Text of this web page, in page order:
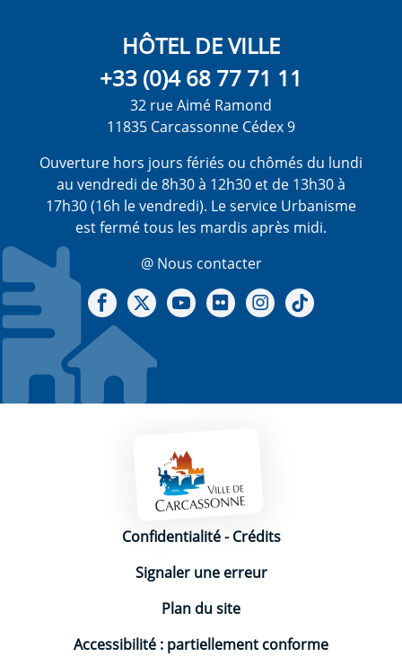
HÔTEL DE VILLE
+33 (0)4 68 77 71 11
32 rue Aimé Ramond
11835 Carcassonne Cédex 9
Ouverture hors jours fériés ou chômés du lundi
au vendredi de 8h30 à 12h30 et de 13h30 à
17h30 (16h le vendredi). Le service Urbanisme
est fermé tous les mardis après midi.
@ Nous contacter
Notre Facebook
Notre X - (twitter)
Notre chaine Youtube
Notre Gallerie sur Flickr
Notre Instagram
Mentions légales
Confidentialité-Crédits
Signaler une erreur
Plan du site
Accessibilité : partiellement conforme